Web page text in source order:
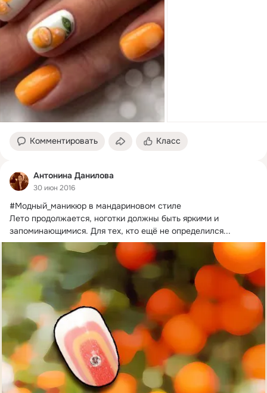
Комментировать Класс
Антонина Данилова
30 июн 2016
#Модный_маникюр в мандариновом стиле
Лето продолжается, ноготки должны быть яркими и
запоминающимися. Для тех, кто ещё не определился...